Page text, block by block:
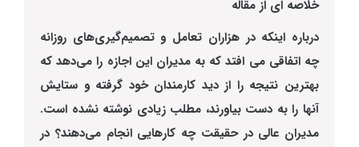
خلاصه ای از مقاله
درباره اینکه در هزاران تعامل و تصمیم‌گیری‌های روزانه
چه اتفاقی می افتد که به مدیران این اجازه را می‌دهد که
بهترین نتیجه را از دید کارمندان خود گرفته و ستایش
آنها را به دست بیاورند، مطلب زیادی نوشته نشده است.
مدیران عالی در حقیقت چه کارهایی انجام می‌دهند؟ در